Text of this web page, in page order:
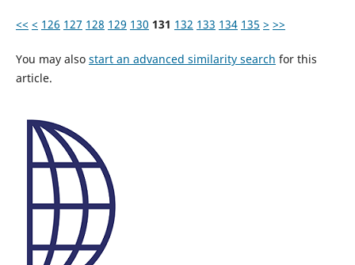
<< < 126 127 128 129 130 131 132 133 134 135 > >>
You may also start an advanced similarity search for this
article.